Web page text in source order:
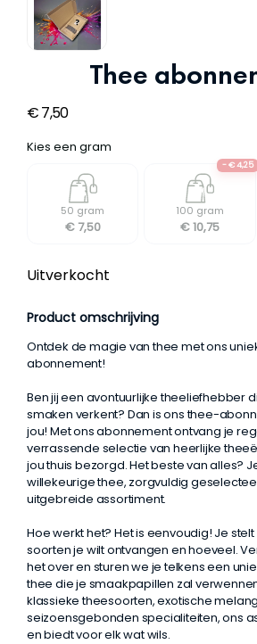
Thee
€7,50
Kies een gram
S
50 gram
€ 7,50
- € 4,25
M
100 gram
€ 10,75
Uitverkocht
Product omschrijving
Ontdek de magie van thee met ons
abonnement!
Ben jij een avontuurlijke theeliefhebber
smaken verkent? Dan is ons thee-
jou! Met ons abonnement ontvang je
verrassende selectie van heerlijke
jou thuis bezorgd. Het beste van alles?
willekeurige thee, zorgvuldig
uitgebreide assortiment.
Hoe werkt het? Het is eenvoudig! Je
soorten je wilt ontvangen en hoeveel.
het over en sturen we je telkens een
thee die je smaakpapillen zal
klassieke theesoorten, exotische
seizoensgebonden specialiteiten, ons
en biedt voor elk wat wils.